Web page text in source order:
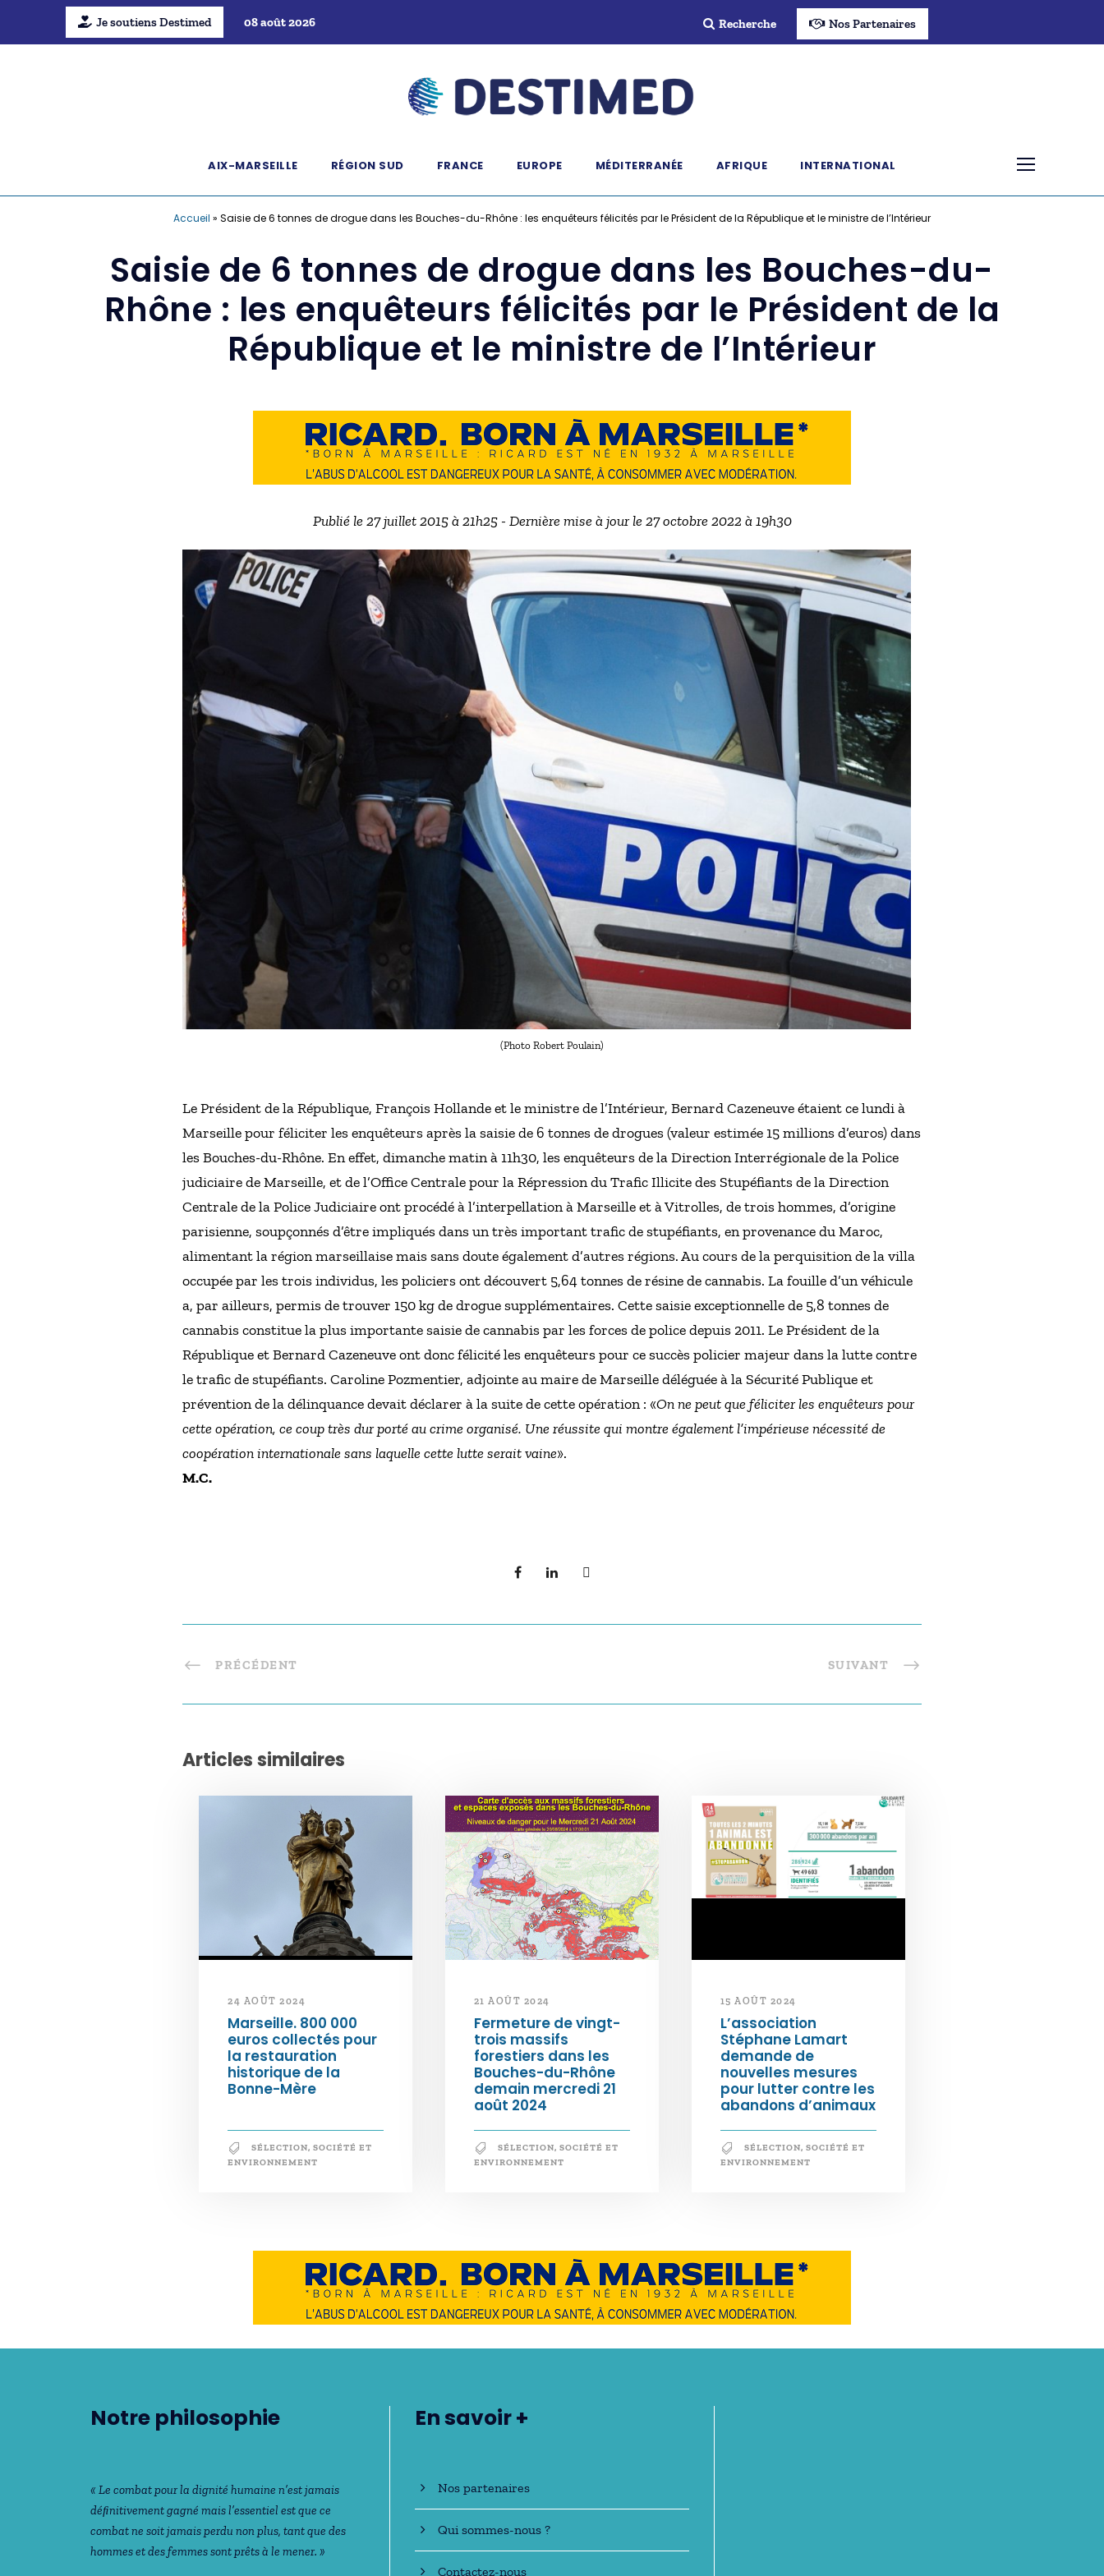
Je soutiens Destimed 08 août 2026 Recherche Nos Partenaires
AIX-MARSEILLE RÉGION SUD FRANCE EUROPE MÉDITERRANÉE AFRIQUE INTERNATIONAL
Accueil » Saisie de 6 tonnes de drogue dans les Bouches-du-Rhône : les enquêteurs félicités par le Président de la République et le ministre de l’Intérieur
Saisie de 6 tonnes de drogue dans les Bouches-du-
Rhône : les enquêteurs félicités par le Président de la
République et le ministre de l’Intérieur
Publié le 27 juillet 2015 à 21h25 - Dernière mise à jour le 27 octobre 2022 à 19h30
(Photo Robert Poulain)
Le Président de la République, François Hollande et le ministre de l’Intérieur, Bernard Cazeneuve étaient ce lundi à
Marseille pour féliciter les enquêteurs après la saisie de 6 tonnes de drogues (valeur estimée 15 millions d’euros) dans
les Bouches-du-Rhône. En effet, dimanche matin à 11h30, les enquêteurs de la Direction Interrégionale de la Police
judiciaire de Marseille, et de l’Office Centrale pour la Répression du Trafic Illicite des Stupéfiants de la Direction
Centrale de la Police Judiciaire ont procédé à l’interpellation à Marseille et à Vitrolles, de trois hommes, d’origine
parisienne, soupçonnés d’être impliqués dans un très important trafic de stupéfiants, en provenance du Maroc,
alimentant la région marseillaise mais sans doute également d’autres régions. Au cours de la perquisition de la villa
occupée par les trois individus, les policiers ont découvert 5,64 tonnes de résine de cannabis. La fouille d’un véhicule
a, par ailleurs, permis de trouver 150 kg de drogue supplémentaires. Cette saisie exceptionnelle de 5,8 tonnes de
cannabis constitue la plus importante saisie de cannabis par les forces de police depuis 2011. Le Président de la
République et Bernard Cazeneuve ont donc félicité les enquêteurs pour ce succès policier majeur dans la lutte contre
le trafic de stupéfiants. Caroline Pozmentier, adjointe au maire de Marseille déléguée à la Sécurité Publique et
prévention de la délinquance devait déclarer à la suite de cette opération : «On ne peut que féliciter les enquêteurs pour
cette opération, ce coup très dur porté au crime organisé. Une réussite qui montre également l’impérieuse nécessité de
coopération internationale sans laquelle cette lutte serait vaine».
M.C.
PRÉCÉDENT SUIVANT
Articles similaires
24 AOÛT 2024
Marseille. 800 000
euros collectés pour
la restauration
historique de la
Bonne-Mère
SÉLECTION, SOCIÉTÉ ET
ENVIRONNEMENT
21 AOÛT 2024
Fermeture de vingt-
trois massifs
forestiers dans les
Bouches-du-Rhône
demain mercredi 21
août 2024
SÉLECTION, SOCIÉTÉ ET
ENVIRONNEMENT
15 AOÛT 2024
L’association
Stéphane Lamart
demande de
nouvelles mesures
pour lutter contre les
abandons d’animaux
SÉLECTION, SOCIÉTÉ ET
ENVIRONNEMENT
Notre philosophie
« Le combat pour la dignité humaine n’est jamais
déﬁnitivement gagné mais l’essentiel est que ce
combat ne soit jamais perdu non plus, tant que des
hommes et des femmes sont prêts à le mener. »
En savoir +
Nos partenaires
Qui sommes-nous ?
Contactez-nous